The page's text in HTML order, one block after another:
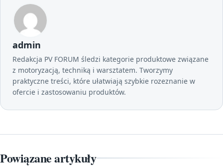
admin
Redakcja PV FORUM śledzi kategorie produktowe związane
z motoryzacją, techniką i warsztatem. Tworzymy
praktyczne treści, które ułatwiają szybkie rozeznanie w
ofercie i zastosowaniu produktów.
Powiązane artykuły